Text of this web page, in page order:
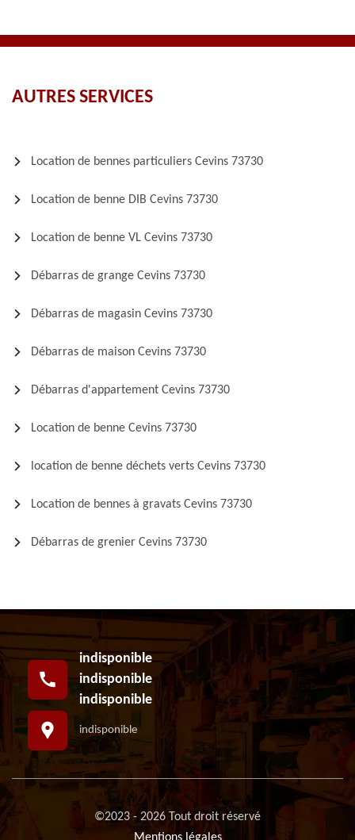
AUTRES SERVICES
Location de bennes particuliers Cevins 73730
Location de benne DIB Cevins 73730
Location de benne VL Cevins 73730
Débarras de grange Cevins 73730
Débarras de magasin Cevins 73730
Débarras de maison Cevins 73730
Débarras d'appartement Cevins 73730
Location de benne Cevins 73730
location de benne déchets verts Cevins 73730
Location de bennes à gravats Cevins 73730
Débarras de grenier Cevins 73730
indisponible
indisponible
indisponible
indisponible
©2023 - 2026 Tout droit réservé